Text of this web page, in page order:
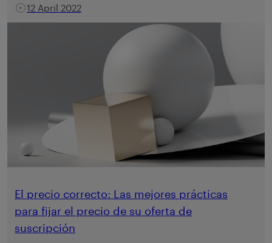
12 April 2022
El precio correcto: Las mejores prácticas
para fijar el precio de su oferta de
suscripción